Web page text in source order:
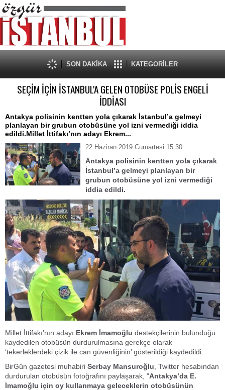
SON DAKİKA KATEGORİLER
SEÇİM İÇİN İSTANBUL'A GELEN OTOBÜSE POLİS ENGELİ
İDDİASI
Antakya polisinin kentten yola çıkarak İstanbul’a gelmeyi
planlayan bir grubun otobüsüne yol izni vermediği iddia
edildi.Millet İttifakı’nın adayı Ekrem...
22 Haziran 2019 Cumartesi 15:30
Antakya polisinin kentten yola çıkarak
İstanbul’a gelmeyi planlayan bir
grubun otobüsüne yol izni vermediği
iddia edildi.
Millet İttifakı’nın adayı Ekrem İmamoğlu destekçilerinin bulunduğu
kaydedilen otobüsün durdurulmasına gerekçe olarak
‘tekerleklerdeki çizik ile can güvenliğinin’ gösterildiği kaydedildi.
BirGün gazetesi muhabiri Serbay Mansuroğlu , Twitter hesabından
durdurulan otobüsün fotoğrafını paylaşarak, "Antakya’da E.
İmamoğlu için oy kullanmaya geleceklerin otobüsünün